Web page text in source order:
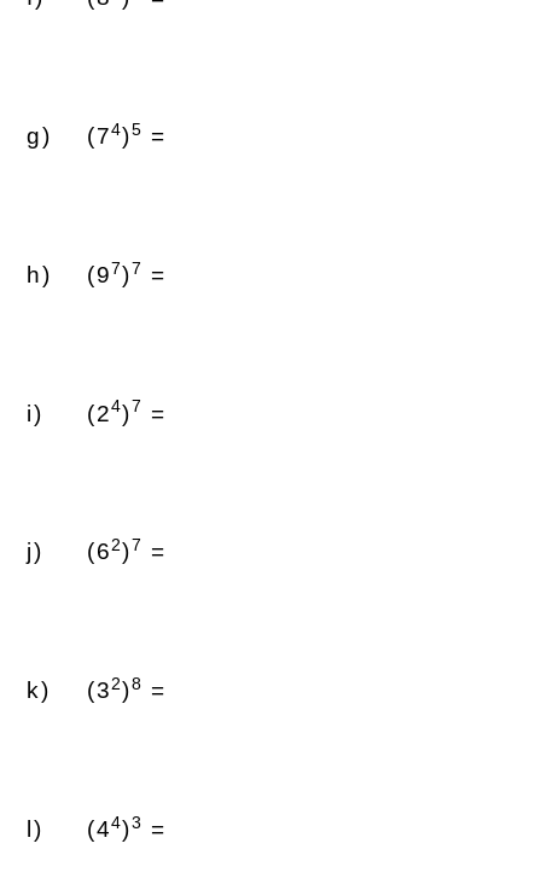
(74)5 =
(97)7 =
(24)7 =
(62)7 =
(32)8 =
(44)3 =